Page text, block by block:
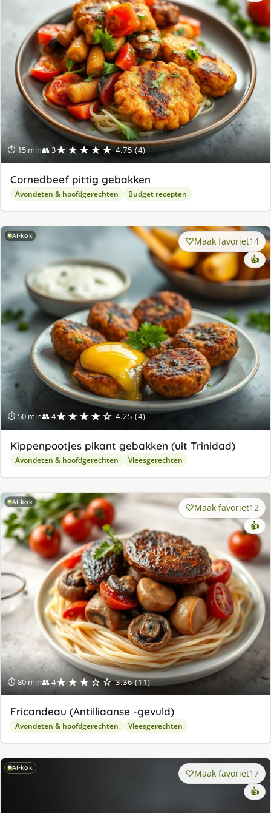
⏱ 15 min👥 3★★★★★ 4.75 (4)
Cornedbeef pittig gebakken
Avondeten & hoofdgerechten Budget recepten
AI-kok
⏱ 50 min👥 4★★★★☆ 4.25 (4)
Maak favoriet14
👍
Kippenpootjes pikant gebakken (uit Trinidad)
Avondeten & hoofdgerechten Vleesgerechten
AI-kok
⏱ 80 min👥 4★★★☆☆ 3.36 (11)
Maak favoriet12
👍
Fricandeau (Antilliaanse -gevuld)
Avondeten & hoofdgerechten Vleesgerechten
AI-kok Maak favoriet17
👍